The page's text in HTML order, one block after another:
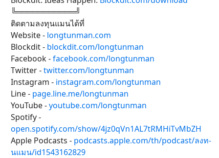
╚═══════════╝
ติดตามลงทุนแมนได้ที่
Website - longtunman.com
Blockdit - blockdit.com/longtunman
Facebook -facebook.com/longtunman
Twitter -twitter.com/longtunman
Instagram - instagram.com/longtunman
Line - page.line.me/longtunman
YouTube -youtube.com/longtunman
Spotify -
open.spotify.com/show/4jz0qVn1AL7tRMHiTvMbZH
Apple Podcasts - podcasts.apple.com/th/podcast/ลงท-
นแมน/id1543162829